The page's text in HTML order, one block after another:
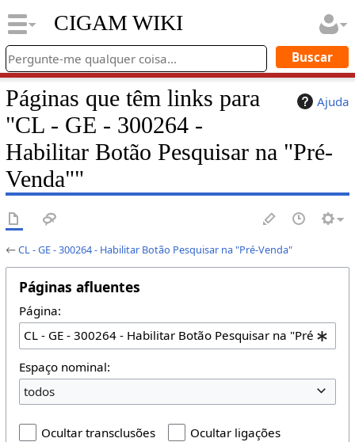
CIGAM WIKI
Ajuda
Páginas que têm links para
"CL - GE - 300264 -
Habilitar Botão Pesquisar na "Pré-
Venda""
←CL - GE - 300264 - Habilitar Botão Pesquisar na "Pré-Venda"
Páginas afluentes
Página:
Espaço nominal:
todos
Ocultar transclusões
Ocultar ligações